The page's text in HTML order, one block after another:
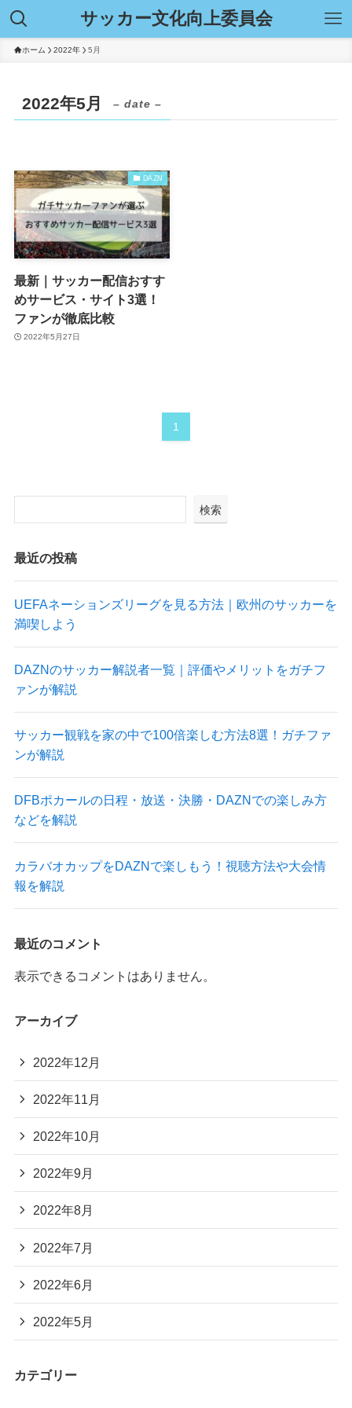
サッカー文化向上委員会
ホーム 2022年 5月
2022年5月 – date –
DAZN
最新｜サッカー配信おすす
めサービス・サイト3選！
ファンが徹底比較
2022年5月27日
1
検索
最近の投稿
UEFAネーションズリーグを見る方法｜欧州のサッカーを
満喫しよう
DAZNのサッカー解説者一覧｜評価やメリットをガチフ
ァンが解説
サッカー観戦を家の中で100倍楽しむ方法8選！ガチファ
ンが解説
DFBポカールの日程・放送・決勝・DAZNでの楽しみ方
などを解説
カラバオカップをDAZNで楽しもう！視聴方法や大会情
報を解説
最近のコメント
表示できるコメントはありません。
アーカイブ
2022年12月
2022年11月
2022年10月
2022年9月
2022年8月
2022年7月
2022年6月
2022年5月
カテゴリー